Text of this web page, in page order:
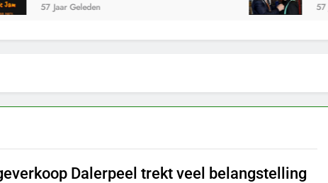
57 Jaar Geleden 57
Dalerpeel trekt veel belangstelling